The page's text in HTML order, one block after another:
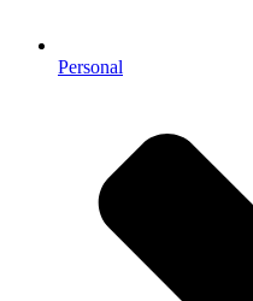
Personal